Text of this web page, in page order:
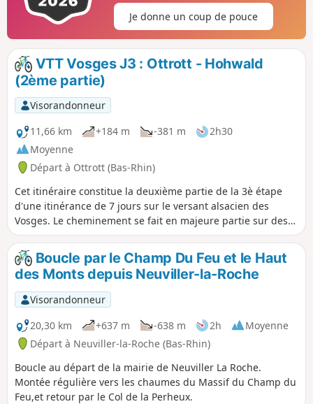
Je donne un coup de pouce
VTT Vosges J3 : Ottrott - Hohwald
(2ème partie)
Visorandonneur
11,66 km
+184 m -381 m
2h30
Moyenne
Départ à Ottrott (Bas-Rhin)
Cet itinéraire constitue la deuxième partie de la 3è étape
d'une itinérance de 7 jours sur le versant alsacien des
Vosges. Le cheminement se fait en majeure partie sur des
routes forestières en bon état. Le balisage, excellent, est
constitué de plaquettes sur lesquelles figurent un logo VTT
Orange ou Rouge accompagné de la mention TMV
(Traversée du Massif Vosgien).
Boucle par le Champ Du Feu et le Haut
des Monts depuis Neuviller-la-Roche
Visorandonneur
20,30 km
+637 m -638 m 2h
Moyenne
Départ à Neuviller-la-Roche (Bas-Rhin)
Boucle au départ de la mairie de Neuviller La Roche.
Montée régulière vers les chaumes du Massif du Champ du
Feu,et retour par le Col de la Perheux.